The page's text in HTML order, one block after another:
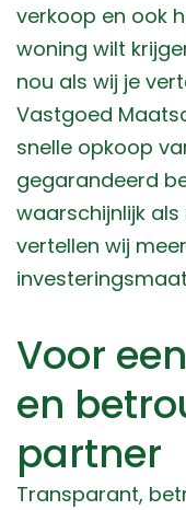
verkoop en ook
woning wilt
nou als wij je
Vastgoed
snelle opkoop
gegarandeerd
waarschijnlijk
vertellen wij
Voor
en
partner
Transparant,